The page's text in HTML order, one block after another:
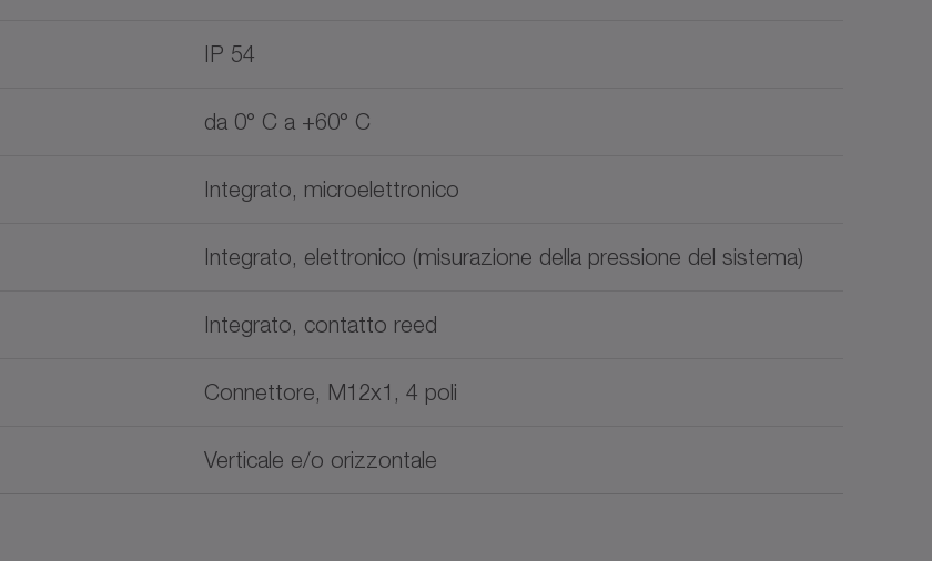
IP 54
da 0° C a +60° C
Integrato, microelettronico
Integrato, elettronico (misurazione della pressione del sistema)
Integrato, contatto reed
Connettore, M12x1, 4 poli
Verticale e/o orizzontale